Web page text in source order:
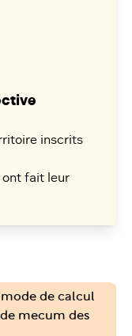
inscrits
fait leur
de calcul
mecum des